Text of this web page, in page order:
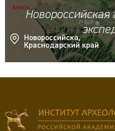
Новороссийская
Новороссийска,
Краснодарский край